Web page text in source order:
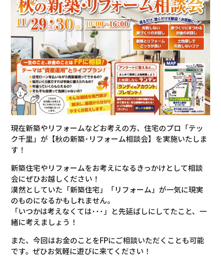
現在新築やリフォームなどお考えの方、住宅のプロ「テッ
ク千里」が【秋の新築･リフォーム相談会】を実施いたしま
す！
新築住宅やリフォームをお考えになるきっかけとして相談
会にぜひお越しください！
漠然としていた「新築住宅」「リフォーム」が一気に現実
のものになるかもしれません。
「いつかは考えなくては･･･」と先延ばしにしてたこと、一
緒に考えましょう！
また、今回はお金のことをFPにご相談いただくことも可能
です。ぜひお気軽に遊びに来てください！